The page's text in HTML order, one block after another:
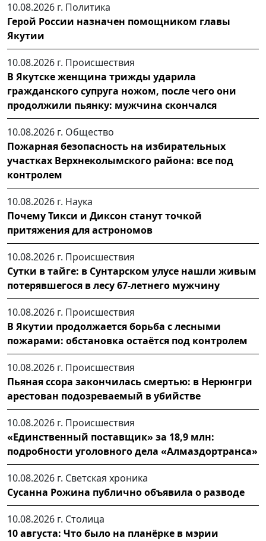
10.08.2026 г. Политика
Герой России назначен помощником главы
Якутии
10.08.2026 г. Происшествия
В Якутске женщина трижды ударила
гражданского супруга ножом, после чего они
продолжили пьянку: мужчина скончался
10.08.2026 г. Общество
Пожарная безопасность на избирательных
участках Верхнеколымского района: все под
контролем
10.08.2026 г. Наука
Почему Тикси и Диксон станут точкой
притяжения для астрономов
10.08.2026 г. Происшествия
Сутки в тайге: в Сунтарском улусе нашли живым
потерявшегося в лесу 67-летнего мужчину
10.08.2026 г. Происшествия
В Якутии продолжается борьба с лесными
пожарами: обстановка остаётся под контролем
10.08.2026 г. Происшествия
Пьяная ссора закончилась смертью: в Нерюнгри
арестован подозреваемый в убийстве
10.08.2026 г. Происшествия
«Единственный поставщик» за 18,9 млн:
подробности уголовного дела «Алмаздортранса»
10.08.2026 г. Светская хроника
Сусанна Рожина публично объявила о разводе
10.08.2026 г. Столица
10 августа: Что было на планёрке в мэрии